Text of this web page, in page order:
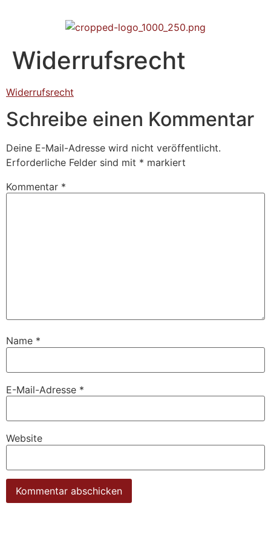
Widerrufsrecht
Widerrufsrecht
Schreibe einen Kommentar
Deine E-Mail-Adresse wird nicht veröffentlicht.
Erforderliche Felder sind mit * markiert
Kommentar *
Name *
E-Mail-Adresse *
Website